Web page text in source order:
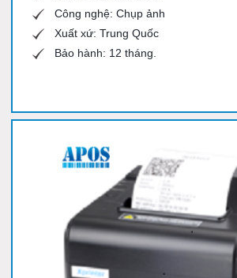
Công nghệ: Chụp ảnh
Xuất xứ: Trung Quốc
Bảo hành: 12 tháng.